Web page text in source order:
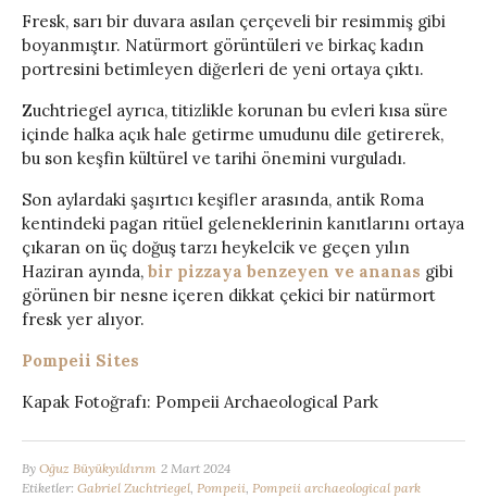
Fresk, sarı bir duvara asılan çerçeveli bir resimmiş gibi
boyanmıştır. Natürmort görüntüleri ve birkaç kadın
portresini betimleyen diğerleri de yeni ortaya çıktı.
Zuchtriegel ayrıca, titizlikle korunan bu evleri kısa süre
içinde halka açık hale getirme umudunu dile getirerek,
bu son keşfin kültürel ve tarihi önemini vurguladı.
Son aylardaki şaşırtıcı keşifler arasında, antik Roma
kentindeki pagan ritüel geleneklerinin kanıtlarını ortaya
çıkaran on üç doğuş tarzı heykelcik ve geçen yılın
Haziran ayında, bir pizzaya benzeyen ve ananas gibi
görünen bir nesne içeren dikkat çekici bir natürmort
fresk yer alıyor.
Pompeii Sites
Kapak Fotoğrafı: Pompeii Archaeological Park
By Oğuz Büyükyıldırım 2 Mart 2024
Etiketler: Gabriel Zuchtriegel, Pompeii, Pompeii archaeological park